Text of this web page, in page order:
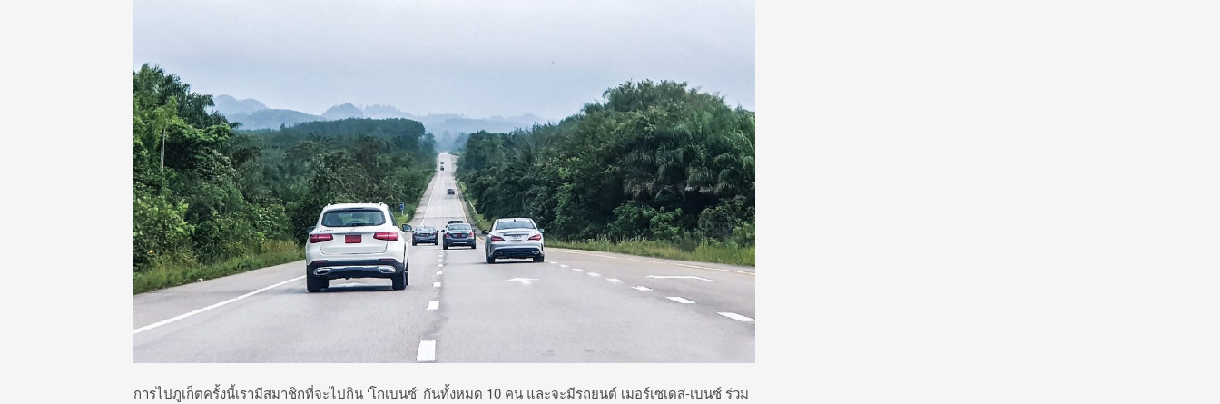
การไปภูเก็ตครั้งนี้เรามีสมาชิกที่จะไปกิน ‘โกเบนซ์’ กันทั้งหมด 10 คน และจะมีรถยนต์ เมอร์เซเดส-เบนซ์ ร่วม